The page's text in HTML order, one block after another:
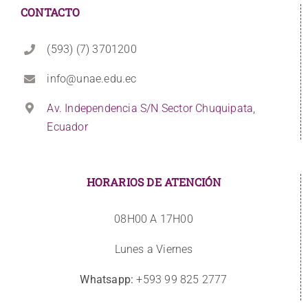
CONTACTO
(593) (7) 3701200
info@unae.edu.ec
Av. Independencia S/N Sector Chuquipata,
Ecuador
HORARIOS DE ATENCIÓN
08H00 A 17H00
Lunes a Viernes
Whatsapp: +593 99 825 2777